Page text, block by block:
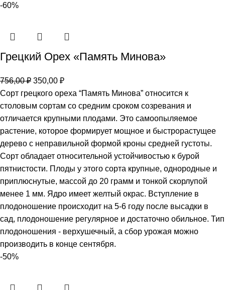
-60%
Грецкий Орех «Память Минова»
756,00₽ 350,00 ₽
Сорт грецкого ореха “Память Минова” относится к
столовым сортам со средним сроком созревания и
отличается крупными плодами. Это самоопыляемое
растение, которое формирует мощное и быстрорастущее
дерево с неправильной формой кроны средней густоты.
Сорт обладает относительной устойчивостью к бурой
пятнистости. Плоды у этого сорта крупные, однородные и
приплюснутые, массой до 20 грамм и тонкой скорлупой
менее 1 мм. Ядро имеет желтый окрас. Вступление в
плодоношение происходит на 5-6 году после высадки в
сад, плодоношение регулярное и достаточно обильное. Тип
плодоношения - верхушечный, а сбор урожая можно
производить в конце сентября.
-50%